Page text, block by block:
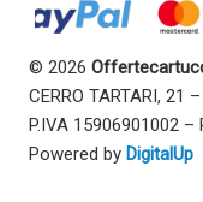
© 2026
CERRO TARTARI, 21
P.IVA 15906901002 –
Powered by DigitalUp